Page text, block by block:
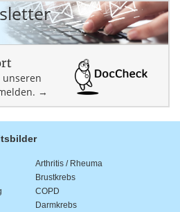
unseren
→
Arthritis / Rheuma
Brustkrebs
COPD
Darmkrebs